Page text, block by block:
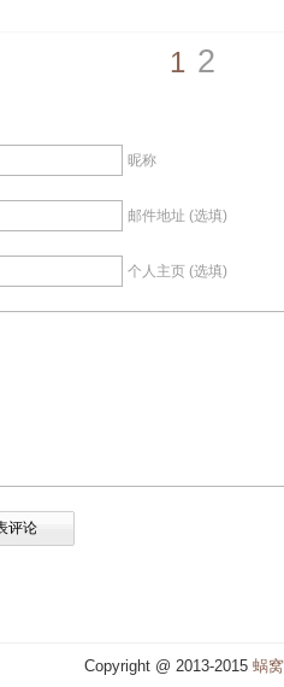
1 2
昵称
邮件地址 (选填)
个人主页 (选填)
Copyright @ 2013-2015 蜗